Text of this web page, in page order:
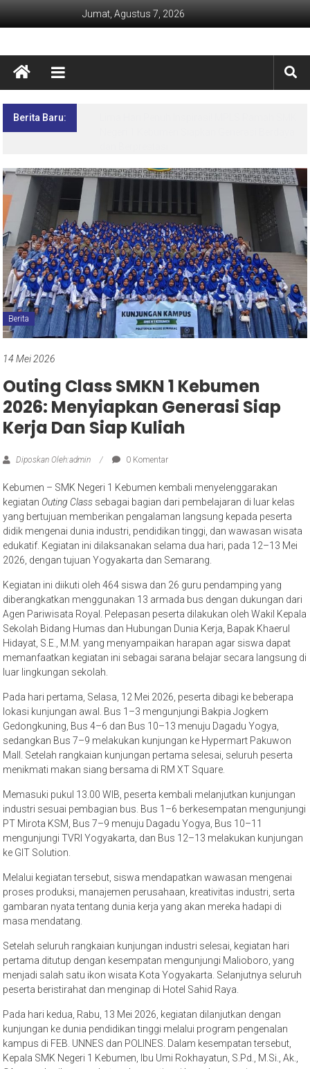
Jumat, Agustus 7, 2026
Berita Baru:
Berita
14 Mei 2026
Outing Class SMKN 1 Kebumen
2026: Menyiapkan Generasi Siap
Kerja Dan Siap Kuliah
Diposkan Oleh:admin 0 Komentar
Kebumen – SMK Negeri 1 Kebumen kembali menyelenggarakan
kegiatanOuting Class sebagai bagian dari pembelajaran di luar kelas
yang bertujuan memberikan pengalaman langsung kepada peserta
didik mengenai dunia industri, pendidikan tinggi, dan wawasan wisata
edukatif. Kegiatan ini dilaksanakan selama dua hari, pada 12–13 Mei
2026, dengan tujuan Yogyakarta dan Semarang.
Kegiatan ini diikuti oleh 464 siswa dan 26 guru pendamping yang
diberangkatkan menggunakan 13 armada bus dengan dukungan dari
Agen Pariwisata Royal. Pelepasan peserta dilakukan oleh Wakil Kepala
Sekolah Bidang Humas dan Hubungan Dunia Kerja, Bapak Khaerul
Hidayat, S.E., M.M. yang menyampaikan harapan agar siswa dapat
memanfaatkan kegiatan ini sebagai sarana belajar secara langsung di
luar lingkungan sekolah.
Pada hari pertama, Selasa, 12 Mei 2026, peserta dibagi ke beberapa
lokasi kunjungan awal. Bus 1–3 mengunjungi Bakpia Jogkem
Gedongkuning, Bus 4–6 dan Bus 10–13 menuju Dagadu Yogya,
sedangkan Bus 7–9 melakukan kunjungan ke Hypermart Pakuwon
Mall. Setelah rangkaian kunjungan pertama selesai, seluruh peserta
menikmati makan siang bersama di RM XT Square.
Memasuki pukul 13.00 WIB, peserta kembali melanjutkan kunjungan
industri sesuai pembagian bus. Bus 1–6 berkesempatan mengunjungi
PT Mirota KSM, Bus 7–9 menuju Dagadu Yogya, Bus 10–11
mengunjungi TVRI Yogyakarta, dan Bus 12–13 melakukan kunjungan
ke GIT Solution.
Melalui kegiatan tersebut, siswa mendapatkan wawasan mengenai
proses produksi, manajemen perusahaan, kreativitas industri, serta
gambaran nyata tentang dunia kerja yang akan mereka hadapi di
masa mendatang.
Setelah seluruh rangkaian kunjungan industri selesai, kegiatan hari
pertama ditutup dengan kesempatan mengunjungi Malioboro, yang
menjadi salah satu ikon wisata Kota Yogyakarta. Selanjutnya seluruh
peserta beristirahat dan menginap di Hotel Sahid Raya.
Pada hari kedua, Rabu, 13 Mei 2026, kegiatan dilanjutkan dengan
kunjungan ke dunia pendidikan tinggi melalui program pengenalan
kampus di FEB. UNNES dan POLINES. Dalam kesempatan tersebut,
Kepala SMK Negeri 1 Kebumen, Ibu Umi Rokhayatun, S.Pd., M.Si., Ak.,